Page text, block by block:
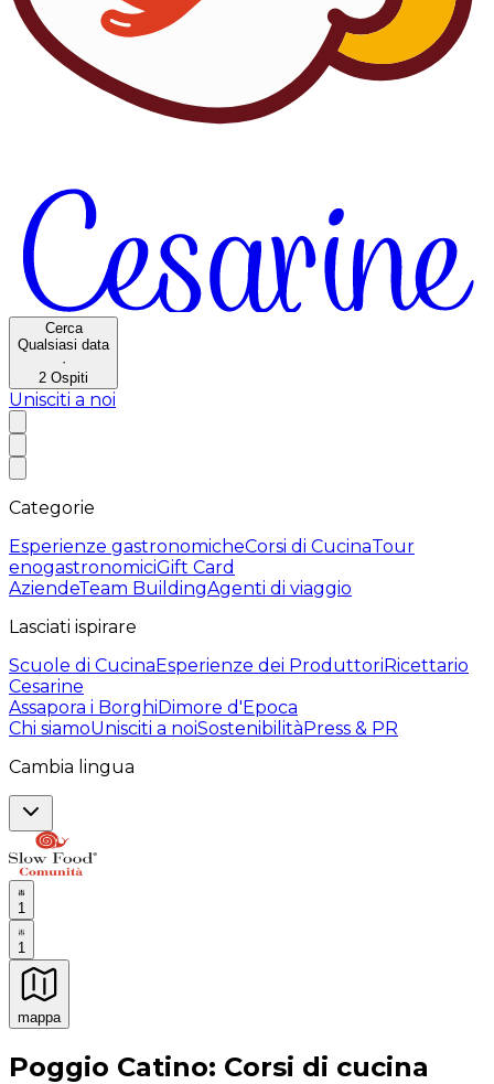
Cerca
Qualsiasi data
·
2 Ospiti
Unisciti a noi
Categorie
Esperienze gastronomicheCorsi di CucinaTour
enogastronomiciGift Card
AziendeTeam BuildingAgenti di viaggio
Lasciati ispirare
Scuole di CucinaEsperienze dei ProduttoriRicettario
Cesarine
Assapora i BorghiDimore d'Epoca
Chi siamoUnisciti a noiSostenibilitàPress & PR
Cambia lingua
1
1
mappa
Esperienze culinarie indimenticabili: Esperienze
Poggio Catino: Corsi di cucina